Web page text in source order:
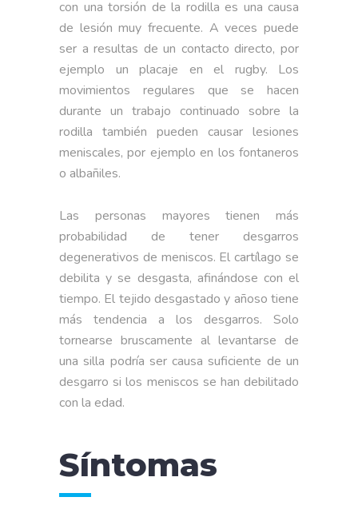
con una torsión de la rodilla es una causa
de lesión muy frecuente. A veces puede
ser a resultas de un contacto directo, por
ejemplo un placaje en el rugby. Los
movimientos regulares que se hacen
durante un trabajo continuado sobre la
rodilla también pueden causar lesiones
meniscales, por ejemplo en los fontaneros
o albañiles.
Las personas mayores tienen más
probabilidad de tener desgarros
degenerativos de meniscos. El cartílago se
debilita y se desgasta, afinándose con el
tiempo. El tejido desgastado y añoso tiene
más tendencia a los desgarros. Solo
tornearse bruscamente al levantarse de
una silla podría ser causa suficiente de un
desgarro si los meniscos se han debilitado
con la edad.
Síntomas